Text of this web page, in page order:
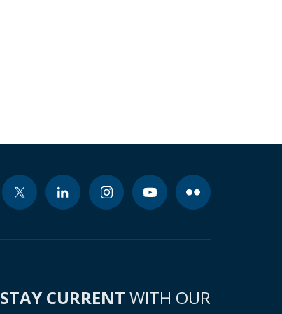
STAY CURRENT WITH OUR